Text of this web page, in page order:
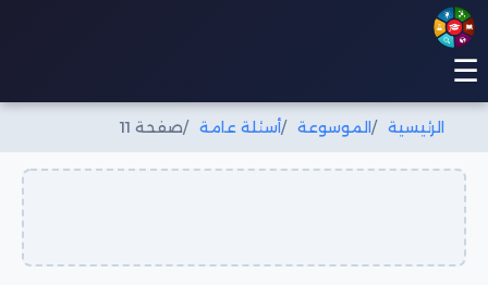
☰
الرئيسية الموسوعة أسئلة عامة صفحة 11